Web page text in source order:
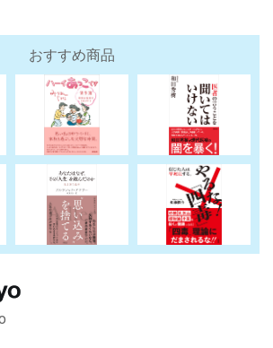
おすすめ商品